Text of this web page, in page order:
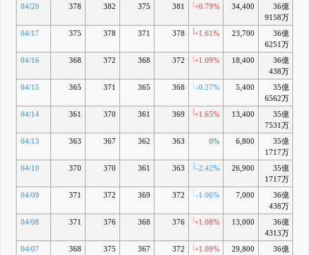
04/20 378 382 375 381 +0.79% 34,400
36億
9158万
04/17 375 378 371 378 +1.61% 23,700
36億
6251万
04/16 368 372 368 372 +1.09% 18,400
36億
438万
04/15 365 371 365 368 -0.27% 5,400
35億
6562万
04/14 361 370 361 369 +1.65% 13,400
35億
7531万
04/13 363 367 362 363 0% 6,800
35億
1717万
04/10 370 370 361 363 -2.42% 26,900
35億
1717万
04/09 371 372 369 372 -1.06% 7,000
36億
438万
04/08 371 376 368 376 +1.08% 13,000
36億
4313万
04/07 368 375 367 372 +1.09% 29,800
36億